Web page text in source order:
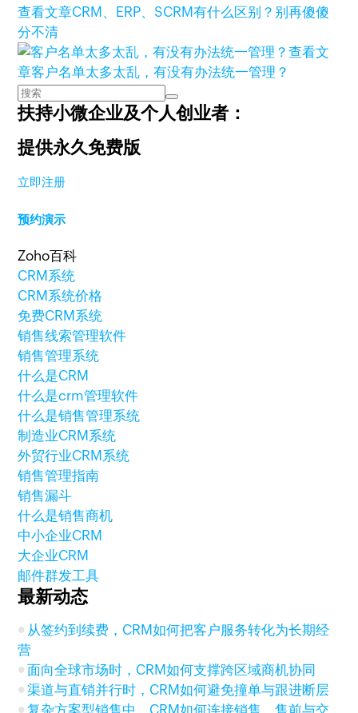
查看文章CRM、ERP、SCRM有什么区别？别再傻傻
分不清
查看文
章客户名单太多太乱，有没有办法统一管理？
扶持小微企业及个人创业者：
提供永久免费版
立即注册
预约演示
Zoho百科
CRM系统
CRM系统价格
免费CRM系统
销售线索管理软件
销售管理系统
什么是CRM
什么是crm管理软件
什么是销售管理系统
制造业CRM系统
外贸行业CRM系统
销售管理指南
销售漏斗
什么是销售商机
中小企业CRM
大企业CRM
邮件群发工具
最新动态
从签约到续费，CRM如何把客户服务转化为长期经
营
面向全球市场时，CRM如何支撑跨区域商机协同
渠道与直销并行时，CRM如何避免撞单与跟进断层
复杂方案型销售中，CRM如何连接销售、售前与交